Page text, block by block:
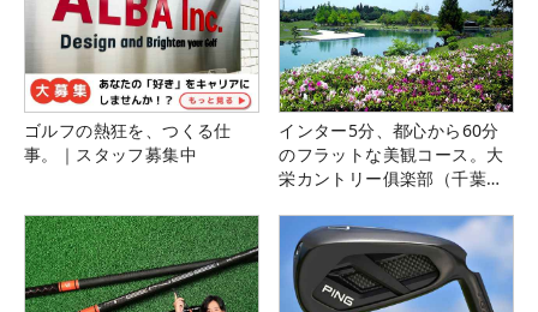
ゴルフの熱狂を、つくる仕
事。｜スタッフ募集中
インター5分、都心から60分
のフラットな美観コース。大
栄カントリー俱楽部（千葉